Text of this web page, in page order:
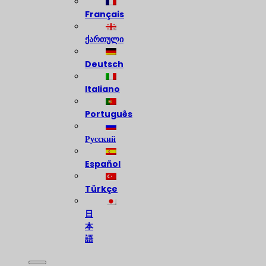
Français
ქართული
Deutsch
Italiano
Português
Русский
Español
Türkçe
日
本
語